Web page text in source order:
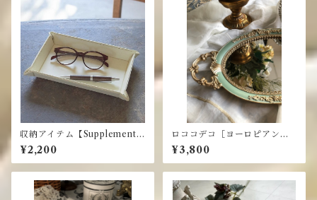
収納アイテム【Supplement】
ボタントレーL
¥2,200
ロココデコ［ヨーロピアン・
ミラートレー】
¥3,800